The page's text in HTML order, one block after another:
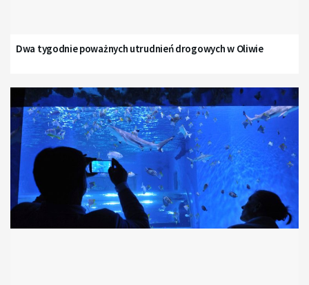
Dwa tygodnie poważnych utrudnień drogowych w Oliwie